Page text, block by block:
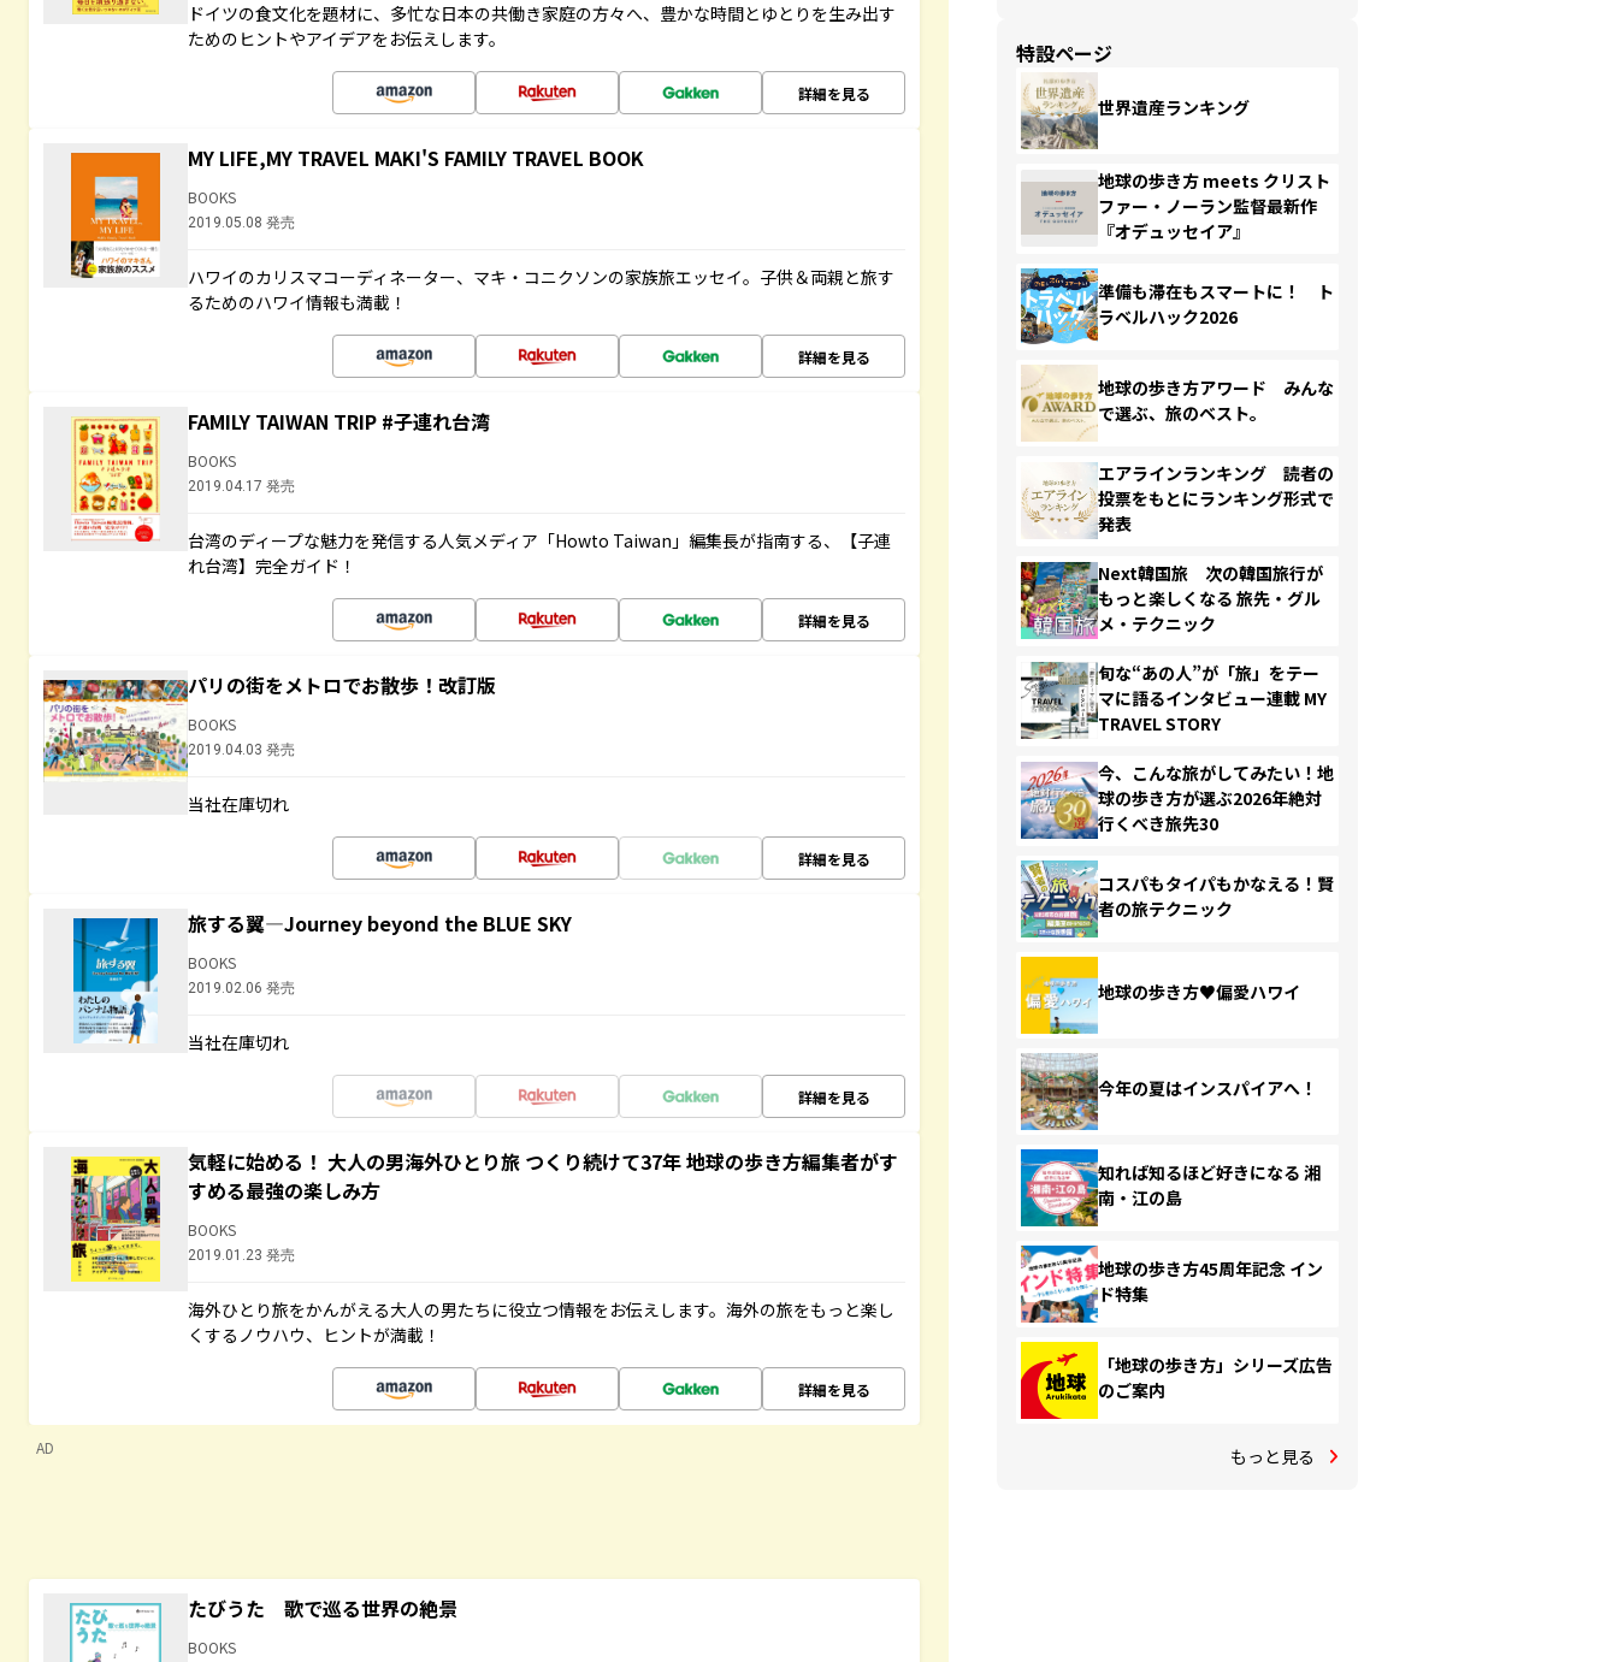
ドイツの食文化を題材に、多忙な日本の共働き家庭の方々へ、豊かな時間とゆとりを生み出す
ためのヒントやアイデアをお伝えします。
詳細を見る
MY LIFE,MY TRAVEL MAKI'S FAMILY TRAVEL BOOK
BOOKS
2019.05.08 発売
ハワイのカリスマコーディネーター、マキ・コニクソンの家族旅エッセイ。子供＆両親と旅す
るためのハワイ情報も満載！
詳細を見る
FAMILY TAIWAN TRIP #子連れ台湾
BOOKS
2019.04.17 発売
台湾のディープな魅力を発信する人気メディア「Howto Taiwan」編集長が指南する、【子連
れ台湾】完全ガイド！
詳細を見る
パリの街をメトロでお散歩！改訂版
BOOKS
2019.04.03 発売
当社在庫切れ
詳細を見る
旅する翼―Journey beyond the BLUE SKY
BOOKS
2019.02.06 発売
当社在庫切れ
詳細を見る
気軽に始める！ 大人の男海外ひとり旅 つくり続けて37年 地球の歩き方編集者がす
すめる最強の楽しみ方
BOOKS
2019.01.23 発売
海外ひとり旅をかんがえる大人の男たちに役立つ情報をお伝えします。海外の旅をもっと楽し
くするノウハウ、ヒントが満載！
詳細を見る
AD
たびうた 歌で巡る世界の絶景
BOOKS
特設ページ
世界遺産ランキング
地球の歩き方 meets クリスト
ファー・ノーラン監督最新作
『オデュッセイア』
準備も滞在もスマートに！ ト
ラベルハック2026
地球の歩き方アワード みんな
で選ぶ、旅のベスト。
エアラインランキング 読者の
投票をもとにランキング形式で
発表
Next韓国旅 次の韓国旅行が
もっと楽しくなる 旅先・グル
メ・テクニック
旬な“あの人”が「旅」をテー
マに語るインタビュー連載 MY
TRAVEL STORY
今、こんな旅がしてみたい！地
球の歩き方が選ぶ2026年絶対
行くべき旅先30
コスパもタイパもかなえる！賢
者の旅テクニック
地球の歩き方♥偏愛ハワイ
今年の夏はインスパイアへ！
知れば知るほど好きになる 湘
南・江の島
地球の歩き方45周年記念 イン
ド特集
「地球の歩き方」シリーズ広告
のご案内
もっと見る